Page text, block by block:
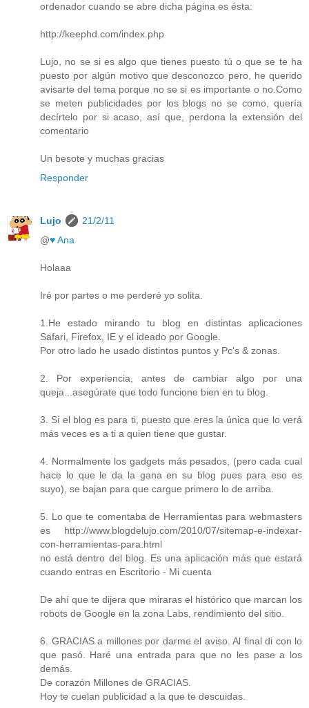
ordenador cuando se abre dicha página es ésta:
http://keephd.com/index.php
Lujo, no se si es algo que tienes puesto tú o que se te ha
puesto por algún motivo que desconozco pero, he querido
avisarte del tema porque no se si es importante o no.Como
se meten publicidades por los blogs no se como, quería
decírtelo por si acaso, así que, perdona la extensión del
comentario
Un besote y muchas gracias
Responder
Lujo
21/2/11
@♥ Ana
Holaaa
Iré por partes o me perderé yo solita.
1.He estado mirando tu blog en distintas aplicaciones
Safari, Firefox, IE y el ideado por Google.
Por otro lado he usado distintos puntos y Pc's & zonas.
2. Por experiencia, antes de cambiar algo por una
queja...asegúrate que todo funcione bien en tu blog.
3. Si el blog es para ti, puesto que eres la única que lo verá
más veces es a ti a quien tiene que gustar.
4. Normalmente los gadgets más pesados, (pero cada cual
hace lo que le da la gana en su blog pues para eso es
suyo), se bajan para que cargue primero lo de arriba.
5. Lo que te comentaba de Herramientas para webmasters
es http://www.blogdelujo.com/2010/07/sitemap-e-indexar-
con-herramientas-para.html
no está dentro del blog. Es una aplicación más que estará
cuando entras en Escritorio - Mi cuenta
De ahí que te dijera que miraras el histórico que marcan los
robots de Google en la zona Labs, rendimiento del sitio.
6. GRACIAS a millones por darme el aviso. Al final di con lo
que pasó. Haré una entrada para que no les pase a los
demás.
De corazón Millones de GRACIAS.
Hoy te cuelan publicidad a la que te descuidas.